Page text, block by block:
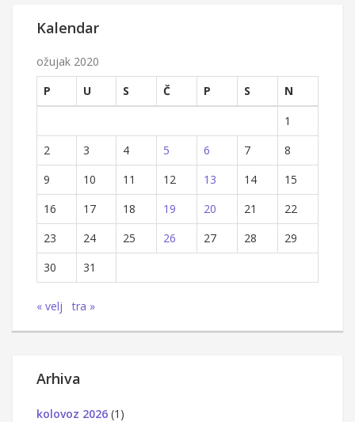
Kalendar
ožujak 2020
P
U S Č P S
N
1
2
3 4 5 6 7
8
9
10 11 12 13 14
15
16
17 18 19 20 21
22
23
24 25 26 27 28
29
30
31
« velj tra »
Arhiva
kolovoz 2026 (1)